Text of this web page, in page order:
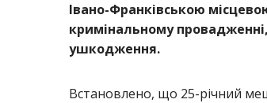
Івано-Франківською
кримінальному
ушкодження.
Встановлено, що 25-річний